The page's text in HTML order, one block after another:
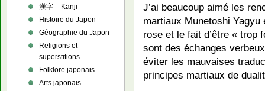
J’ai beaucoup aimé les
martiaux Munetoshi
rose et le fait d’être « trop
sont des échanges
éviter les mauvaises
principes martiaux de
漢字 – Kanji
Histoire du Japon
Géographie du Japon
Religions et
superstitions
Folklore japonais
Arts japonais